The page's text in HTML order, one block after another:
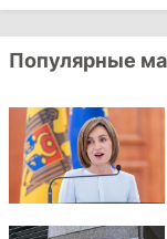
Популярные